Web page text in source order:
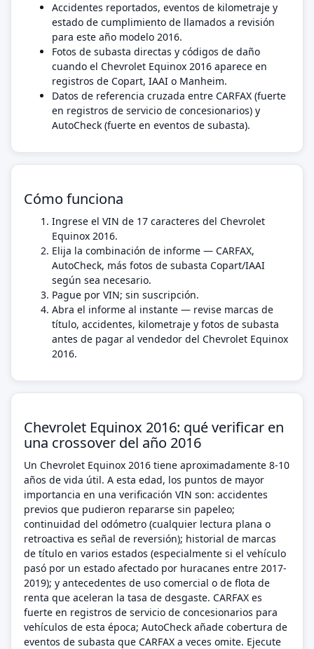
Accidentes reportados, eventos de kilometraje y
estado de cumplimiento de llamados a revisión
para este año modelo 2016.
Fotos de subasta directas y códigos de daño
cuando el Chevrolet Equinox 2016 aparece en
registros de Copart, IAAI o Manheim.
Datos de referencia cruzada entre CARFAX (fuerte
en registros de servicio de concesionarios) y
AutoCheck (fuerte en eventos de subasta).
Cómo funciona
Ingrese el VIN de 17 caracteres del Chevrolet
Equinox 2016.
Elija la combinación de informe — CARFAX,
AutoCheck, más fotos de subasta Copart/IAAI
según sea necesario.
Pague por VIN; sin suscripción.
Abra el informe al instante — revise marcas de
título, accidentes, kilometraje y fotos de subasta
antes de pagar al vendedor del Chevrolet Equinox
2016.
Chevrolet Equinox 2016: qué verificar en
una crossover del año 2016
Un Chevrolet Equinox 2016 tiene aproximadamente 8-10
años de vida útil. A esta edad, los puntos de mayor
importancia en una verificación VIN son: accidentes
previos que pudieron repararse sin papeleo;
continuidad del odómetro (cualquier lectura plana o
retroactiva es señal de reversión); historial de marcas
de título en varios estados (especialmente si el vehículo
pasó por un estado afectado por huracanes entre 2017-
2019); y antecedentes de uso comercial o de flota de
renta que aceleran la tasa de desgaste. CARFAX es
fuerte en registros de servicio de concesionarios para
vehículos de esta época; AutoCheck añade cobertura de
eventos de subasta que CARFAX a veces omite. Ejecute